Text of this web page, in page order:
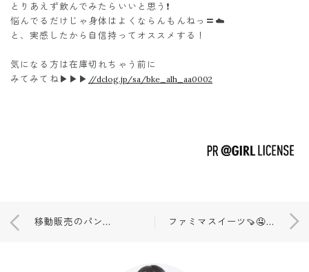
とりあえず飲んでみたらいいと思う❗️
悩んでるだけじゃ身体はよくならんもんねっ〓☁️
と、実感したから自信持ってオススメする！
気になる方は在庫切れちゃう前に
みてみてね▶︎▶︎▶︎ //dclog.jp/sa/bke_alh_aa0002
移動販売のパン屋さんで🥯🥖🧡 ファミマスイーツ🍠🤤💗